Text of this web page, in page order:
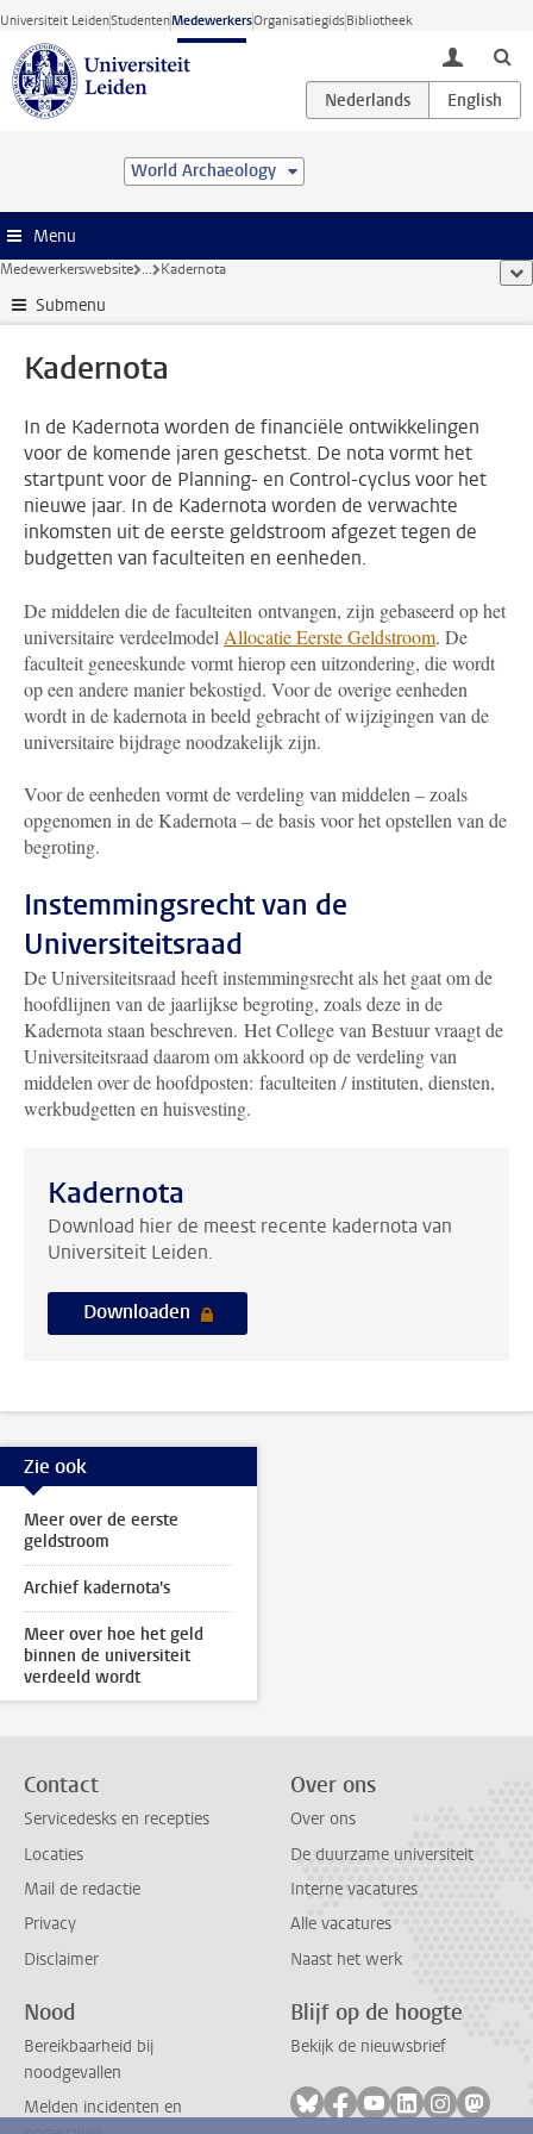
Ga direct naar de inhoud
Universiteit LeidenStudentenMedewerkersOrganisatiegidsBibliotheek
toggle
World Archaeology
Menu
Medewerkerswebsite ... Kadernota
Submenu
Kadernota
In de Kadernota worden de financiële ontwikkelingen
voor de komende jaren geschetst. De nota vormt het
startpunt voor de Planning- en Control-cyclus voor het
nieuwe jaar. In de Kadernota worden de verwachte
inkomsten uit de eerste geldstroom afgezet tegen de
budgetten van faculteiten en eenheden.
De middelen die de faculteiten ontvangen, zijn gebaseerd op het
universitaire verdeelmodel Allocatie Eerste Geldstroom. De
faculteit geneeskunde vormt hierop een uitzondering, die wordt
op een andere manier bekostigd. Voor de overige eenheden
wordt in de kadernota in beeld gebracht of wijzigingen van de
universitaire bijdrage noodzakelijk zijn.
Voor de eenheden vormt de verdeling van middelen – zoals
opgenomen in de Kadernota – de basis voor het opstellen van de
begroting.
Instemmingsrecht van de
Universiteitsraad
De Universiteitsraad heeft instemmingsrecht als het gaat om de
hoofdlijnen van de jaarlijkse begroting, zoals deze in de
Kadernota staan beschreven. Het College van Bestuur vraagt de
Universiteitsraad daarom om akkoord op de verdeling van
middelen over de hoofdposten: faculteiten / instituten, diensten,
werkbudgetten en huisvesting.
Kadernota
Download hier de meest recente kadernota van
Universiteit Leiden.
Downloaden
Zie ook
Meer over de eerste
geldstroom
Archief kadernota's
Meer over hoe het geld
binnen de universiteit
verdeeld wordt
Contact
Servicedesks en recepties
Locaties
Mail de redactie
Privacy
Disclaimer
Over ons
Over ons
De duurzame universiteit
Interne vacatures
Alle vacatures
Naast het werk
Nood
Bereikbaarheid bij
noodgevallen
Melden incidenten en
Blijf op de hoogte
Bekijk de nieuwsbrief
Volg ons op bluesky
Volg ons op facebook
Volg ons op
Volg ons op
Volg ons
Volg